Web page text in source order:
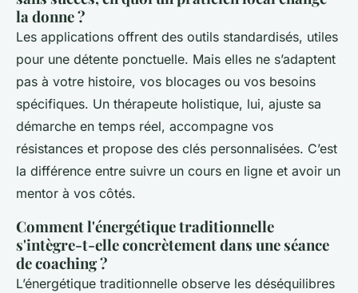
la donne ?
Les applications offrent des outils standardisés, utiles
pour une détente ponctuelle. Mais elles ne s’adaptent
pas à votre histoire, vos blocages ou vos besoins
spécifiques. Un thérapeute holistique, lui, ajuste sa
démarche en temps réel, accompagne vos
résistances et propose des clés personnalisées. C’est
la différence entre suivre un cours en ligne et avoir un
mentor à vos côtés.
Comment l'énergétique traditionnelle
s'intègre-t-elle concrètement dans une séance
de coaching ?
L’énergétique traditionnelle observe les déséquilibres